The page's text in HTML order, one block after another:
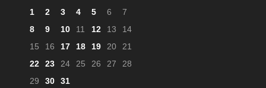
1
2 3 4 5 6
7
8
9 10 11 12 13
14
15
16 17 18 19 20
21
22
23 24 25 26 27
28
29
30 31